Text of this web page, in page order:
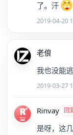
了。汗
2019-04-20
老俍
我也没能
2019-03-27
Rinvay 回
是呀，这